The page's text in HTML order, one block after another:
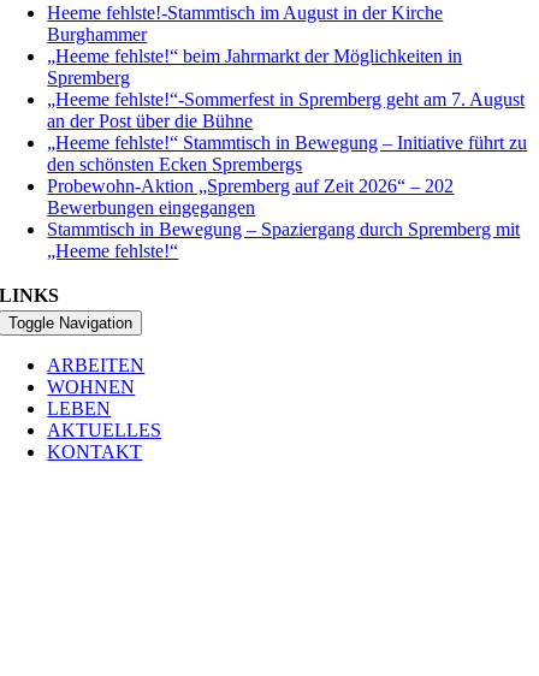
Heeme fehlste!-Stammtisch im August in der Kirche
Burghammer
„Heeme fehlste!“ beim Jahrmarkt der Möglichkeiten in
Spremberg
„Heeme fehlste!“-Sommerfest in Spremberg geht am 7. August
an der Post über die Bühne
„Heeme fehlste!“ Stammtisch in Bewegung – Initiative führt zu
den schönsten Ecken Sprembergs
Probewohn-Aktion „Spremberg auf Zeit 2026“ – 202
Bewerbungen eingegangen
Stammtisch in Bewegung – Spaziergang durch Spremberg mit
„Heeme fehlste!“
LINKS
Toggle Navigation
ARBEITEN
WOHNEN
LEBEN
AKTUELLES
KONTAKT